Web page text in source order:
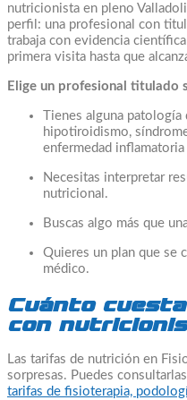
nutricionista en pleno
perfil: una profesional con
trabaja con evidencia
primera visita hasta que
Elige un profesional titulado
Tienes alguna patología
hipotiroidismo,
enfermedad
Necesitas interpretar
nutricional.
Buscas algo más que
Quieres un plan que se
médico.
Cuánto
con
Las tarifas de nutrición en
sorpresas. Puedes
tarifas de fisioterapia,